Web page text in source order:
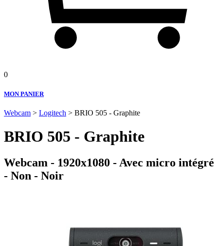
0
MON PANIER
Webcam > Logitech > BRIO 505 - Graphite
BRIO 505 - Graphite
Webcam - 1920x1080 - Avec micro intégré
- Non - Noir